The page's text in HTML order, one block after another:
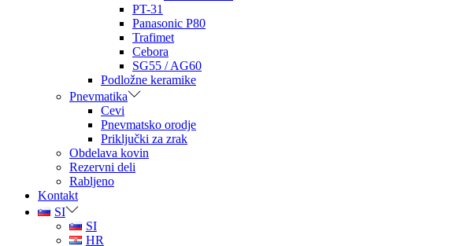
PT-31
Panasonic P80
Trafimet
Cebora
SG55 / AG60
Podložne keramike
Pnevmatika
Cevi
Pnevmatsko orodje
Priključki za zrak
Obdelava kovin
Rezervni deli
Rabljeno
Kontakt
SI
SI
HR